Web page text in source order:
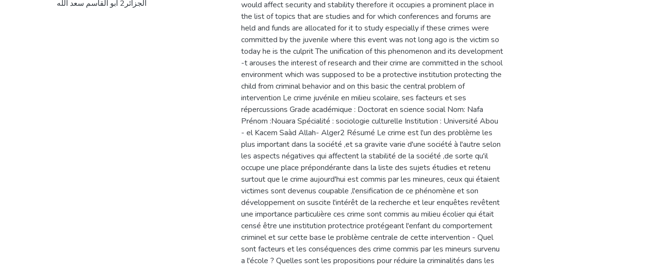
الجزائر2 ابو القاسم سعد الله
would affect security and stability therefore it occupies a prominent place in
the list of topics that are studies and for which conferences and forums are
held and funds are allocated for it to study especially if these crimes were
committed by the juvenile where this event was not long ago is the victim so
today he is the culprit The unification of this phenomenon and its development
-t arouses the interest of research and their crime are committed in the school
environment which was supposed to be a protective institution protecting the
child from criminal behavior and on this basic the central problem of
intervention Le crime juvénile en milieu scolaire, ses facteurs et ses
répercussions Grade académique : Doctorat en science social Nom: Nafa
Prénom :Nouara Spécialité : sociologie culturelle Institution : Université Abou
- el Kacem Saàd Allah- Alger2 Résumé Le crime est l'un des problème les
plus important dans la société ,et sa gravite varie d'une société à l'autre selon
les aspects négatives qui affectent la stabilité de la société ,de sorte qu'il
occupe une place prépondérante dans la liste des sujets étudies et retenu
surtout que le crime aujourd'hui est commis par les mineures, ceux qui étaient
victimes sont devenus coupable ,l'ensification de ce phénomène et son
développement on suscite l'intérêt de la recherche et leur enquêtes revêtent
une importance particulière ces crime sont commis au milieu écolier qui était
censé être une institution protectrice protégeant l'enfant du comportement
criminel et sur cette base le problème centrale de cette intervention - Quel
sont facteurs et les conséquences des crime commis par les mineurs survenu
a l'école ? Quelles sont les propositions pour réduire la criminalités dans les